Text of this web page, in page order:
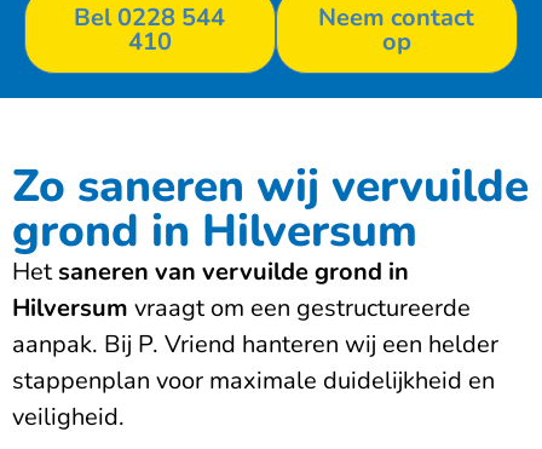
Bel 0228 544
410
Neem contact
op
Zo saneren wij vervuilde
grond in Hilversum
Hetsaneren van vervuilde grond in
Hilversum vraagt om een gestructureerde
aanpak. Bij P. Vriend hanteren wij een helder
stappenplan voor maximale duidelijkheid en
veiligheid.